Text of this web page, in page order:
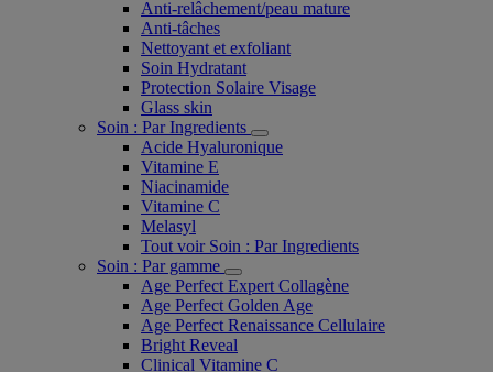
Anti-relâchement/peau mature
Anti-tâches
Nettoyant et exfoliant
Soin Hydratant
Protection Solaire Visage
Glass skin
Soin : Par Ingredients
Acide Hyaluronique
Vitamine E
Niacinamide
Vitamine C
Melasyl
Tout voir Soin : Par Ingredients
Soin : Par gamme
Age Perfect Expert Collagène
Age Perfect Golden Age
Age Perfect Renaissance Cellulaire
Bright Reveal
Clinical Vitamine C